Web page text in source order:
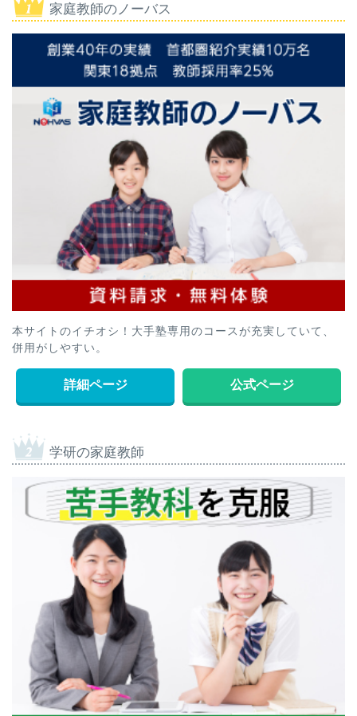
家庭教師のノーバス
本サイトのイチオシ！大手塾専用のコースが充実していて、
併用がしやすい。
詳細ページ 公式ページ
学研の家庭教師